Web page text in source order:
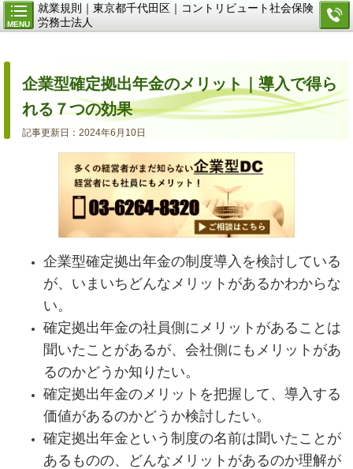
MENU
就業規則｜東京都千代田区｜コントリビュート社会保険
労務士法人
企業型確定拠出年金のメリット｜導入で得ら
れる７つの効果
記事更新日：2024年6月10日
企業型確定拠出年金の制度導入を検討している
が、いまいちどんなメリットがあるかわからな
い。
確定拠出年金の社員側にメリットがあることは
聞いたことがあるが、会社側にもメリットがあ
るのかどうか知りたい。
確定拠出年金のメリットを把握して、導入する
価値があるのかどうか検討したい。
確定拠出年金という制度の名前は聞いたことが
あるものの、どんなメリットがあるのか理解が